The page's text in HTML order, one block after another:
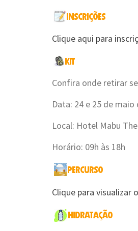
Clique aqui para
Confira onde retirar
Data: 24 e 25 de maio
Local: Hotel Mabu
Horário: 09h às 18h
Clique para visualizar